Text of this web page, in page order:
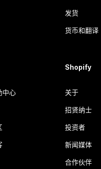
发货
货币和翻译
中心
Shopify
关于
招贤纳士
投资者
新闻媒体
合作伙伴